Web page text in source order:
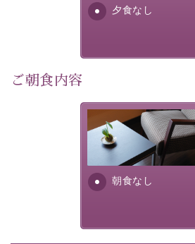
・館内着をご用意
・駐車場完備
・チェックイン15時、チェックア
自家源泉「美翠源泉」は酸化の進
の効果が高い、極めて希有な源泉
るご入浴をお愉しみください。
温泉の成分に合わせ、防菌防カビ
夕食なし
ご朝食内容
朝食なし
朝食なし。ご朝食を
合は朝食付きのプラ
びくださいませ。